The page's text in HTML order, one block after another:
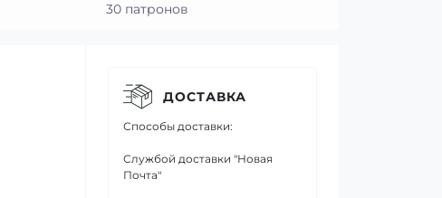
30 патронов
ДОСТАВКА
Способы доставки:
Службой доставки "Новая
Почта"